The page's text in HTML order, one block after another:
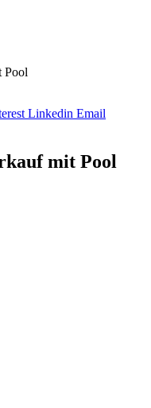
Pool
Linkedin Email
mit Pool